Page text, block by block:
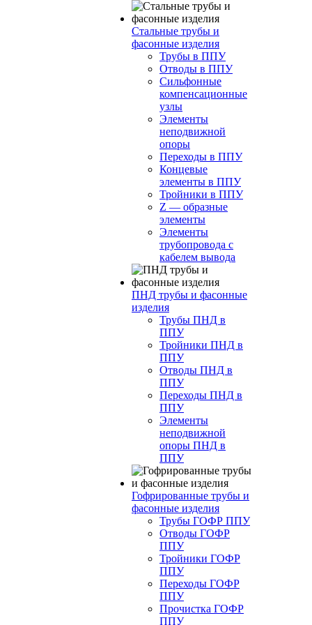
Стальные трубы и
фасонные изделия
Трубы в ППУ
Отводы в ППУ
Сильфонные
компенсационные
узлы
Элементы
неподвижной
опоры
Переходы в ППУ
Концевые
элементы в ППУ
Тройники в ППУ
Z — образные
элементы
Элементы
трубопровода с
кабелем вывода
ПНД трубы и фасонные
изделия
Трубы ПНД в
ППУ
Тройники ПНД в
ППУ
Отводы ПНД в
ППУ
Переходы ПНД в
ППУ
Элементы
неподвижной
опоры ПНД в
ППУ
Гофрированные трубы и
фасонные изделия
Трубы ГОФР ППУ
Отводы ГОФР
ППУ
Тройники ГОФР
ППУ
Переходы ГОФР
ППУ
Прочистка ГОФР
ППУ